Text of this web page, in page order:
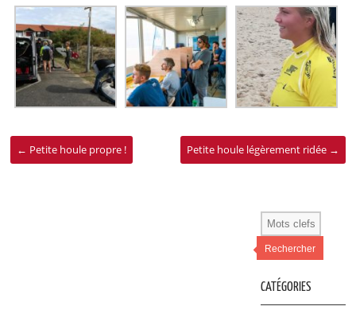
← Petite houle propre ! Petite houle légèrement ridée →
Rechercher
CATÉGORIES